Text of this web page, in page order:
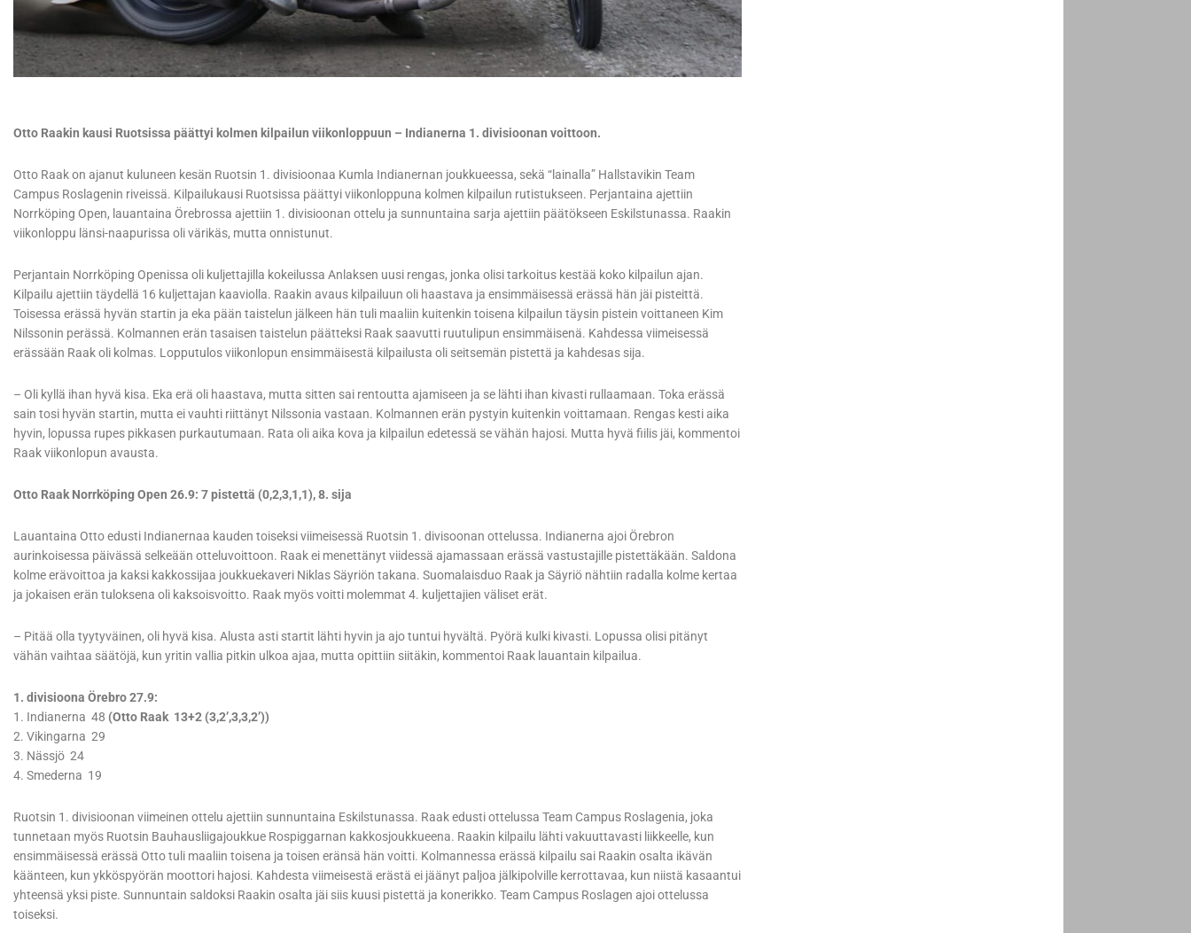
Otto Raakin kausi Ruotsissa päättyi kolmen kilpailun viikonloppuun – Indianerna 1. divisioonan voittoon.
Otto Raak on ajanut kuluneen kesän Ruotsin 1. divisioonaa Kumla Indianernan joukkueessa, sekä “lainalla” Hallstavikin Team
Campus Roslagenin riveissä. Kilpailukausi Ruotsissa päättyi viikonloppuna kolmen kilpailun rutistukseen. Perjantaina ajettiin
Norrköping Open, lauantaina Örebrossa ajettiin 1. divisioonan ottelu ja sunnuntaina sarja ajettiin päätökseen Eskilstunassa. Raakin
viikonloppu länsi-naapurissa oli värikäs, mutta onnistunut.
Perjantain Norrköping Openissa oli kuljettajilla kokeilussa Anlaksen uusi rengas, jonka olisi tarkoitus kestää koko kilpailun ajan.
Kilpailu ajettiin täydellä 16 kuljettajan kaaviolla. Raakin avaus kilpailuun oli haastava ja ensimmäisessä erässä hän jäi pisteittä.
Toisessa erässä hyvän startin ja eka pään taistelun jälkeen hän tuli maaliin kuitenkin toisena kilpailun täysin pistein voittaneen Kim
Nilssonin perässä. Kolmannen erän tasaisen taistelun päätteksi Raak saavutti ruutulipun ensimmäisenä. Kahdessa viimeisessä
erässään Raak oli kolmas. Lopputulos viikonlopun ensimmäisestä kilpailusta oli seitsemän pistettä ja kahdesas sija.
– Oli kyllä ihan hyvä kisa. Eka erä oli haastava, mutta sitten sai rentoutta ajamiseen ja se lähti ihan kivasti rullaamaan. Toka erässä
sain tosi hyvän startin, mutta ei vauhti riittänyt Nilssonia vastaan. Kolmannen erän pystyin kuitenkin voittamaan. Rengas kesti aika
hyvin, lopussa rupes pikkasen purkautumaan. Rata oli aika kova ja kilpailun edetessä se vähän hajosi. Mutta hyvä fiilis jäi, kommentoi
Raak viikonlopun avausta.
Otto Raak Norrköping Open 26.9: 7 pistettä (0,2,3,1,1), 8. sija
Lauantaina Otto edusti Indianernaa kauden toiseksi viimeisessä Ruotsin 1. divisoonan ottelussa. Indianerna ajoi Örebron
aurinkoisessa päivässä selkeään otteluvoittoon. Raak ei menettänyt viidessä ajamassaan erässä vastustajille pistettäkään. Saldona
kolme erävoittoa ja kaksi kakkossijaa joukkuekaveri Niklas Säyriön takana. Suomalaisduo Raak ja Säyriö nähtiin radalla kolme kertaa
ja jokaisen erän tuloksena oli kaksoisvoitto. Raak myös voitti molemmat 4. kuljettajien väliset erät.
– Pitää olla tyytyväinen, oli hyvä kisa. Alusta asti startit lähti hyvin ja ajo tuntui hyvältä. Pyörä kulki kivasti. Lopussa olisi pitänyt
vähän vaihtaa säätöjä, kun yritin vallia pitkin ulkoa ajaa, mutta opittiin siitäkin, kommentoi Raak lauantain kilpailua.
1. divisioona Örebro 27.9:
1. Indianerna 48 (Otto Raak 13+2 (3,2’,3,3,2’))
2. Vikingarna 29
3. Nässjö 24
4. Smederna 19
Ruotsin 1. divisioonan viimeinen ottelu ajettiin sunnuntaina Eskilstunassa. Raak edusti ottelussa Team Campus Roslagenia, joka
tunnetaan myös Ruotsin Bauhausliigajoukkue Rospiggarnan kakkosjoukkueena. Raakin kilpailu lähti vakuuttavasti liikkeelle, kun
ensimmäisessä erässä Otto tuli maaliin toisena ja toisen eränsä hän voitti. Kolmannessa erässä kilpailu sai Raakin osalta ikävän
käänteen, kun ykköspyörän moottori hajosi. Kahdesta viimeisestä erästä ei jäänyt paljoa jälkipolville kerrottavaa, kun niistä kasaantui
yhteensä yksi piste. Sunnuntain saldoksi Raakin osalta jäi siis kuusi pistettä ja konerikko. Team Campus Roslagen ajoi ottelussa
toiseksi.